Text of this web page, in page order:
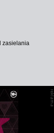
zasielania